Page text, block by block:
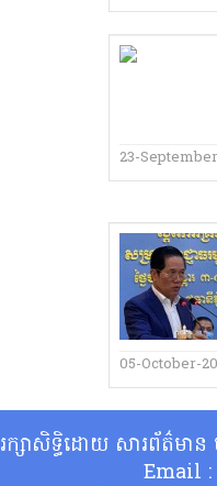
23-
05-October-
រក្សាសិទ្ធិដោយ សារព័ត៌មា
Email